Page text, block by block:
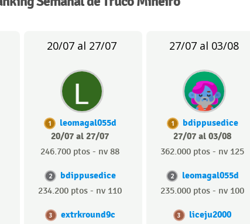
20/07 al 27/07
1
leomagal055d
20/07 al 27/07
246.700 ptos - nv 88
2 bdippusedice
234.200 ptos - nv 110
3 extrkround9c
27/07 al 03/08
1
bdippusedice
27/07 al 03/08
362.000 ptos - nv 125
2 leomagal055d
235.000 ptos - nv 100
3 liceju2000